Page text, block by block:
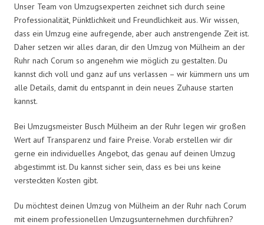
Unser Team von Umzugsexperten zeichnet sich durch seine
Professionalität, Pünktlichkeit und Freundlichkeit aus. Wir wissen,
dass ein Umzug eine aufregende, aber auch anstrengende Zeit ist.
Daher setzen wir alles daran, dir den Umzug von Mülheim an der
Ruhr nach Corum so angenehm wie möglich zu gestalten. Du
kannst dich voll und ganz auf uns verlassen – wir kümmern uns um
alle Details, damit du entspannt in dein neues Zuhause starten
kannst.
Bei Umzugsmeister Busch Mülheim an der Ruhr legen wir großen
Wert auf Transparenz und faire Preise. Vorab erstellen wir dir
gerne ein individuelles Angebot, das genau auf deinen Umzug
abgestimmt ist. Du kannst sicher sein, dass es bei uns keine
versteckten Kosten gibt.
Du möchtest deinen Umzug von Mülheim an der Ruhr nach Corum
mit einem professionellen Umzugsunternehmen durchführen?